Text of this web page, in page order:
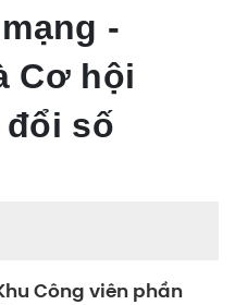
-
Cơ hội
số
Công viên phần